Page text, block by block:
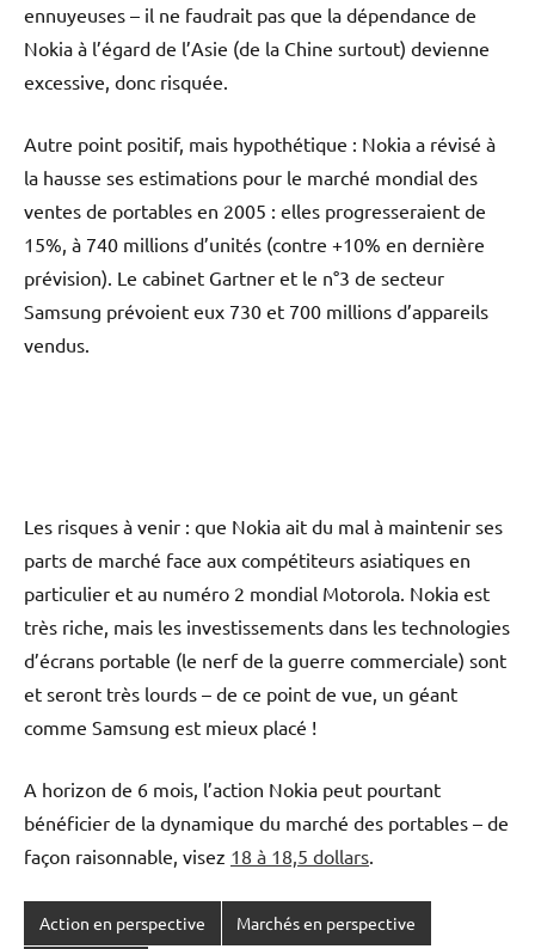
ennuyeuses – il ne faudrait pas que la dépendance de
Nokia à l’égard de l’Asie (de la Chine surtout) devienne
excessive, donc risquée.
Autre point positif, mais hypothétique : Nokia a révisé à
la hausse ses estimations pour le marché mondial des
ventes de portables en 2005 : elles progresseraient de
15%, à 740 millions d’unités (contre +10% en dernière
prévision). Le cabinet Gartner et le n°3 de secteur
Samsung prévoient eux 730 et 700 millions d’appareils
vendus.
Les risques à venir : que Nokia ait du mal à maintenir ses
parts de marché face aux compétiteurs asiatiques en
particulier et au numéro 2 mondial Motorola. Nokia est
très riche, mais les investissements dans les technologies
d’écrans portable (le nerf de la guerre commerciale) sont
et seront très lourds – de ce point de vue, un géant
comme Samsung est mieux placé !
A horizon de 6 mois, l’action Nokia peut pourtant
bénéficier de la dynamique du marché des portables – de
façon raisonnable, visez 18 à 18,5 dollars
Action en perspective Marchés en perspective